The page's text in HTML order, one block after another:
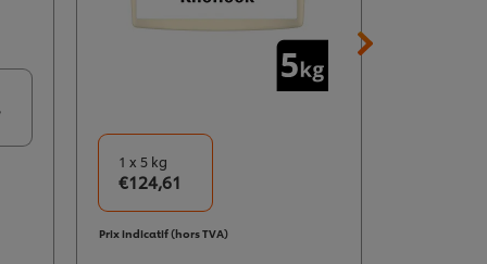
1 x 5 kg
€124,61
Prix indicatif (hors TVA)